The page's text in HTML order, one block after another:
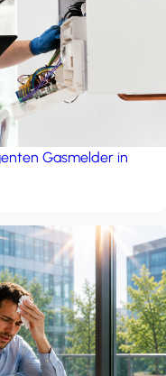
Gasmelder in